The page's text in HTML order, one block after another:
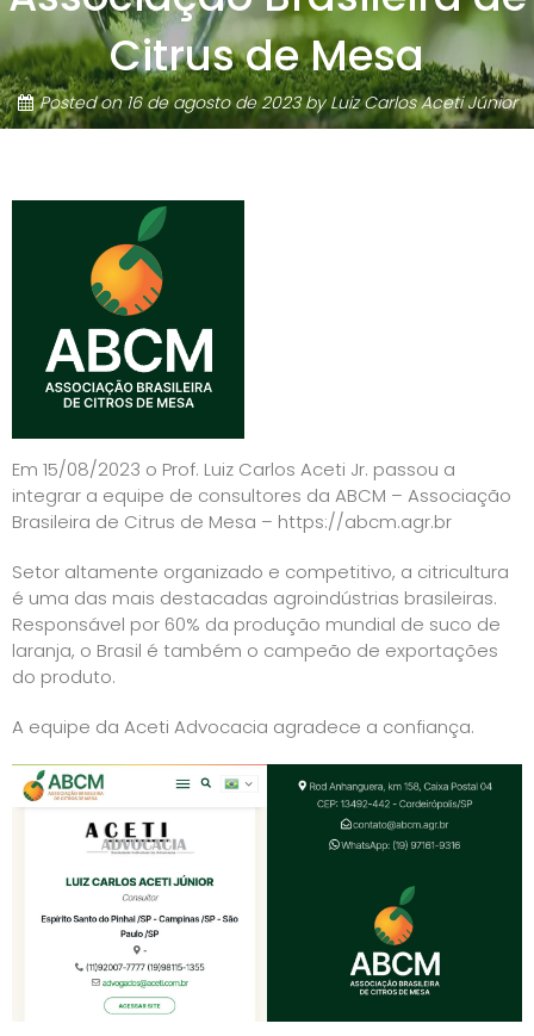
Citrus de Mesa
Posted on16 de agosto de 2023byLuiz Carlos Aceti Júnior
Em 15/08/2023 o Prof. Luiz Carlos Aceti Jr. passou a
integrar a equipe de consultores da ABCM – Associação
Brasileira de Citrus de Mesa – https://abcm.agr.br
Setor altamente organizado e competitivo, a citricultura
é uma das mais destacadas agroindústrias brasileiras.
Responsável por 60% da produção mundial de suco de
laranja, o Brasil é também o campeão de exportações
do produto.
A equipe da Aceti Advocacia agradece a confiança.